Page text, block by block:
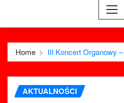
Home III Koncert Organowy
AKTUALNOŚCI